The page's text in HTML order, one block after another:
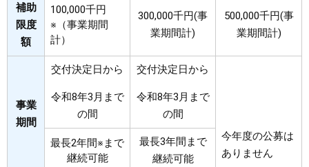
補助
限度
額
100,000千円
※（事業期間
計）
300,000千円(事
業期間計)
500,000千円(事
業期間計)
事業
期間
交付決定日から
令和8年3月まで
の間
交付決定日から
令和8年3月まで
の間
今年度の公募は
ありません
最長2年間※まで
継続可能
最長3年間まで
継続可能